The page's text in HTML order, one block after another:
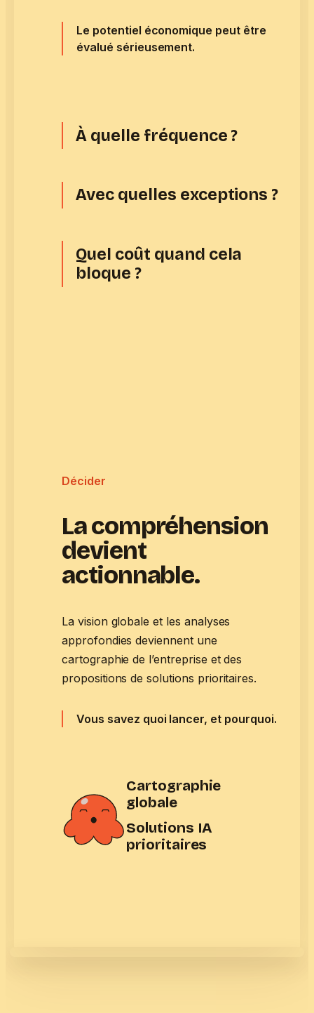
Le potentiel économique peut être
évalué sérieusement.
À quelle fréquence ?
Avec quelles exceptions ?
Quel coût quand cela
bloque ?
Décider
La compréhension
devient
actionnable.
La vision globale et les analyses
approfondies deviennent une
cartographie de l’entreprise et des
propositions de solutions prioritaires.
Vous savez quoi lancer, et pourquoi.
Cartographie
globale
Solutions IA
prioritaires